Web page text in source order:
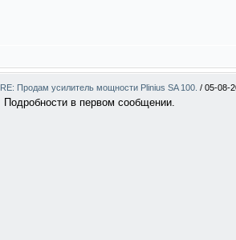
RE: Продам усилитель мощности Plinius SA 100. / 05-08-
Подробности в первом сообщении.